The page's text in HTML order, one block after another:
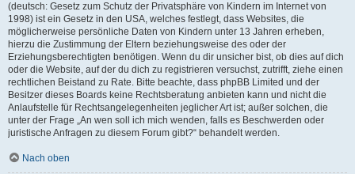
(deutsch: Gesetz zum Schutz der Privatsphäre von Kindern im Internet von
1998) ist ein Gesetz in den USA, welches festlegt, dass Websites, die
möglicherweise persönliche Daten von Kindern unter 13 Jahren erheben,
hierzu die Zustimmung der Eltern beziehungsweise des oder der
Erziehungsberechtigten benötigen. Wenn du dir unsicher bist, ob dies auf dich
oder die Website, auf der du dich zu registrieren versuchst, zutrifft, ziehe einen
rechtlichen Beistand zu Rate. Bitte beachte, dass phpBB Limited und der
Besitzer dieses Boards keine Rechtsberatung anbieten kann und nicht die
Anlaufstelle für Rechtsangelegenheiten jeglicher Art ist; außer solchen, die
unter der Frage „An wen soll ich mich wenden, falls es Beschwerden oder
juristische Anfragen zu diesem Forum gibt?“ behandelt werden.
Nach oben